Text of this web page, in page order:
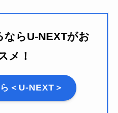
ならU-NEXTがお
メ！
＜U-NEXT＞